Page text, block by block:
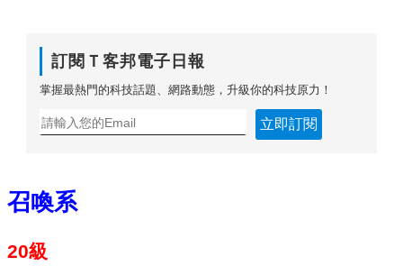
訂閱Ｔ客邦電子日報
掌握最熱門的科技話題、網路動態，升級你的科技原力！
立即訂閱
召喚系
20級